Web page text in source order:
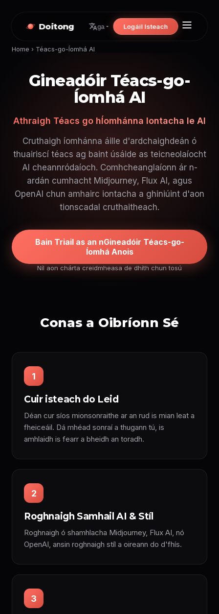
Doitong ga Logáil Isteach
Home › Téacs-go-Íomhá AI
Gineadóir Téacs-go-
Íomhá AI
Athraigh Téacs go hÍomhánna Iontacha le AI
Cruthaigh íomhánna áille d'ardchaighdeán ó
thuairiscí téacs ag baint úsáide as teicneolaíocht
AI cheannródaíoch. Comhcheanglaíonn ár n-
ardán cumhacht Midjourney, Flux AI, agus
OpenAI chun amhairc iontacha a ghiniúint d'aon
tionscadal cruthaitheach.
Bain Triail as an nGineadóir Téacs-go-
Íomhá Anois
Níl aon chárta creidmheasa de dhíth chun tosú
Conas a Oibríonn Sé
1
Cuir isteach do Leid
Déan cur síos mionsonraithe ar an rud is mian leat a
fheiceáil. Dá mhéad sonraí a thugann tú, is
amhlaidh is fearr a bheidh an toradh.
2
Roghnaigh Samhail AI & Stíl
Roghnaigh ó shamhlacha Midjourney, Flux AI, nó
OpenAI, ansin roghnaigh stíl a oireann do d'fhís.
3